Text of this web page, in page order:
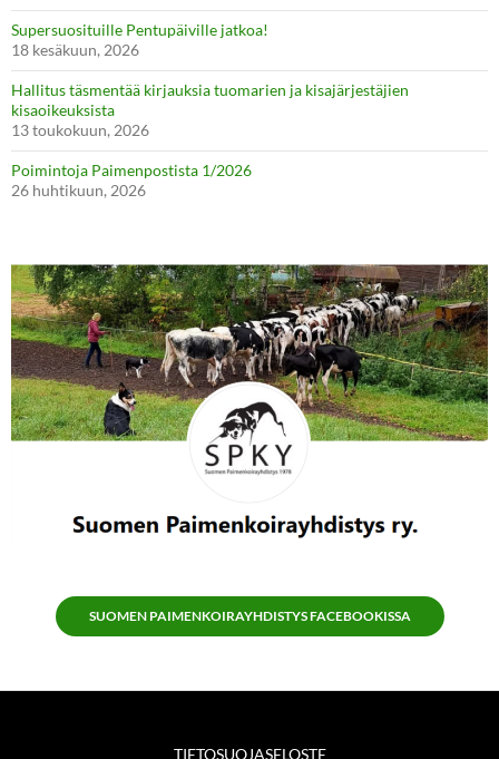
Supersuosituille Pentupäiville jatkoa!
18 kesäkuun, 2026
Hallitus täsmentää kirjauksia tuomarien ja kisajärjestäjien
kisaoikeuksista
13 toukokuun, 2026
Poimintoja Paimenpostista 1/2026
26 huhtikuun, 2026
SUOMEN PAIMENKOIRAYHDISTYS FACEBOOKISSA
TIETOSUOJASELOSTE